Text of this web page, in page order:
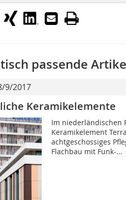
passende
9/2017
Keramikelemente
Im niederländischen
Keramik­element
achtgeschossiges
Flachbau mit Funk-...